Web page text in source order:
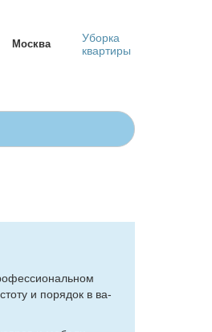
Москва
Уборка
квартиры
и по­ря­док в ва­